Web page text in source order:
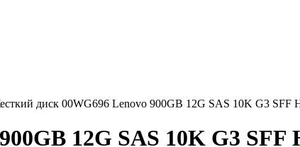
диск 00WG696 Lenovo 900GB 12G SAS 10K G3 SFF
12G SAS 10K G3 SFF